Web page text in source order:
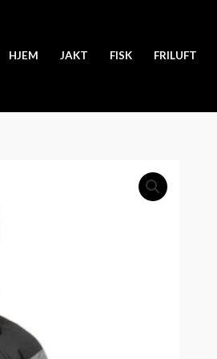
HJEM JAKT FISK FRILUFT